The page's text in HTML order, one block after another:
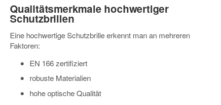
Qualitätsmerkmale hochwertiger
Schutzbrillen
Eine hochwertige Schutzbrille erkennt man an mehreren
Faktoren:
EN 166 zertifiziert
robuste Materialien
hohe optische Qualität